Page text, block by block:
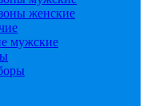
женские
мужские